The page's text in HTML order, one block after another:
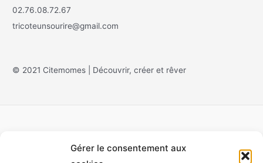
Gérer le consentement aux
02.76.08.72.67
tricoteunsourire@gmail.com
© 2021 Citemomes | Découvrir, créer et rêver